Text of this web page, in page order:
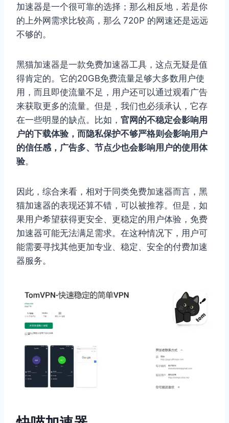
加速器是一个很可靠的选择；那么相反地，若是你
的上外网需求比较高，那么 720P 的网速还是远远
不够的。
黑猫加速器是一款免费加速器工具，这点无疑是值
得肯定的。它的20GB免费流量足够大多数用户使
用，而且即使流量不足，用户还可以通过观看广告
来获取更多的流量。但是，我们也必须承认，它存
在一些明显的缺点。比如， 官网的不稳定会影响用
户的下载体验，而隐私保护不够严格则会影响用户
的信任感，广告多、节点少也会影响用户的使用体
验。
因此，综合来看，相对于同类免费加速器而言，黑
猫加速器的表现还算不错，可以被推荐。但是，如
果用户希望获得更安全、更稳定的用户体验，免费
加速器可能无法满足需求。在这种情况下，用户可
能需要寻找其他更加专业、稳定、安全的付费加速
器服务。